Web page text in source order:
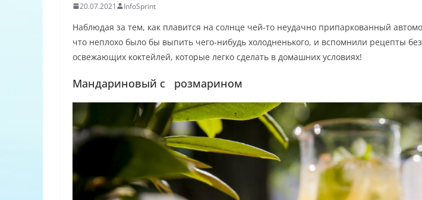
20.07.2021 InfoSprint
Наблюдая за тем, как плавится на солнце чей-то неудачно припаркованный
что неплохо было бы выпить чего-нибудь холодненького, и вспомнили рецепты
освежающих коктейлей, которые легко сделать в домашних условиях!
Мандариновый с розмарином